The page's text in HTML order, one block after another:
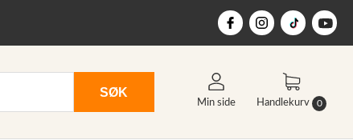
SØK
Min side Handlekurv 0